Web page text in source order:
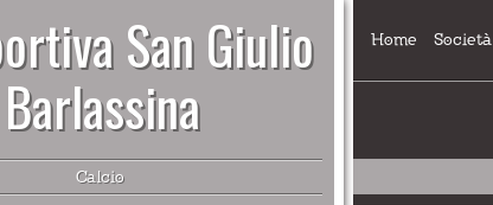
San Giulio
Barlassina
Calcio
Home Società